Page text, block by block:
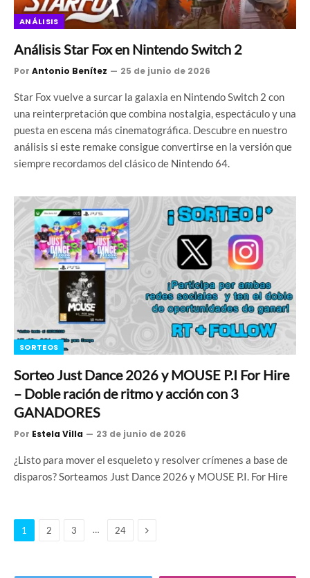
ANÁLISIS
Análisis Star Fox en Nintendo Switch 2
Por Antonio Benítez 25 de junio de 2026
Star Fox vuelve a surcar la galaxia en Nintendo Switch 2 con
una reinterpretación que combina nostalgia, espectáculo y una
puesta en escena más cinematográfica. Descubre en nuestro
análisis si este remake consigue convertirse en la versión que
siempre recordamos del clásico de Nintendo 64.
SORTEOS
Sorteo Just Dance 2026 y MOUSE P.I For Hire
– Doble ración de ritmo y acción con 3
GANADORES
Por Estela Villa 23 de junio de 2026
¿Listo para mover el esqueleto y resolver crímenes a base de
disparos? Sorteamos Just Dance 2026 y MOUSE P.I. For Hire
1 2 3 … 24 Siguiente